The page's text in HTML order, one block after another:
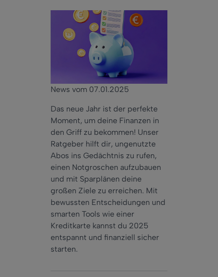
News vom 07.01.2025
Das neue Jahr ist der perfekte
Moment, um deine Finanzen in
den Griff zu bekommen! Unser
Ratgeber hilft dir, ungenutzte
Abos ins Gedächtnis zu rufen,
einen Notgroschen aufzubauen
und mit Sparplänen deine
großen Ziele zu erreichen. Mit
bewussten Entscheidungen und
smarten Tools wie einer
Kreditkarte kannst du 2025
entspannt und finanziell sicher
starten.